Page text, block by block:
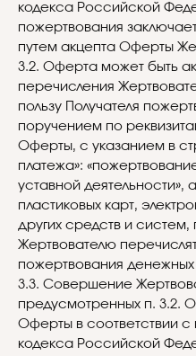
кодекса Российской
пожертвования
путем акцепта Оферты
3.2. Оферта может быть
перечисления
пользу Получателя
поручением по
Оферты, с указанием в
платежа»:
уставной деятельности»,
пластиковых карт,
других средств и
Жертвователю
пожертвования денежных
3.3. Совершение
предусмотренных п. 3.2.
Оферты в соответствии с
кодекса Российской